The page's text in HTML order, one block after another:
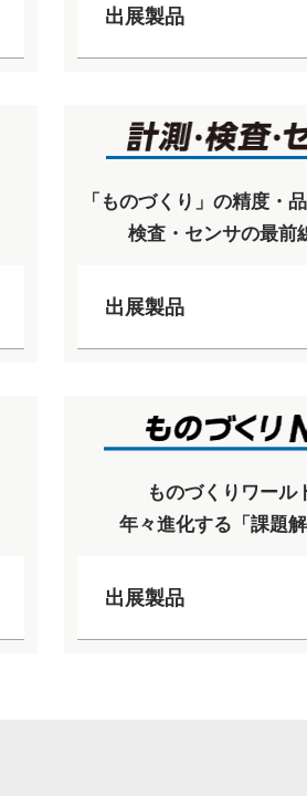
出展製品
「ものづくり」の精度・
検査・センサの最前
出展製品
ものづくりワール
年々進化する「課題
出展製品